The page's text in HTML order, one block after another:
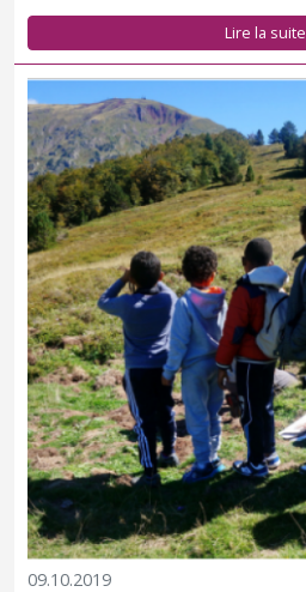
Lire la suite
09.10.2019